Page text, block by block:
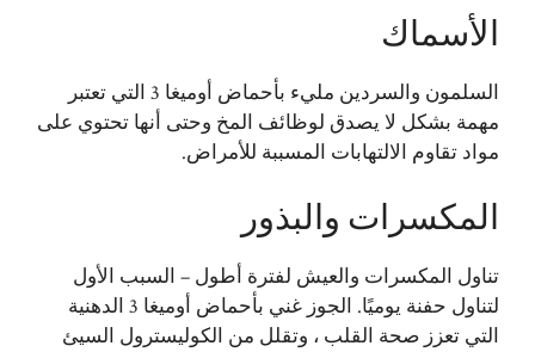
الأسماك
السلمون والسردين مليء بأحماض أوميغا 3 التي تعتبر
مهمة بشكل لا يصدق لوظائف المخ وحتى أنها تحتوي على
مواد تقاوم الالتهابات المسببة للأمراض.
المكسرات والبذور
تناول المكسرات والعيش لفترة أطول – السبب الأول
لتناول حفنة يوميًا. الجوز غني بأحماض أوميغا 3 الدهنية
التي تعزز صحة القلب ، وتقلل من الكوليسترول السيئ